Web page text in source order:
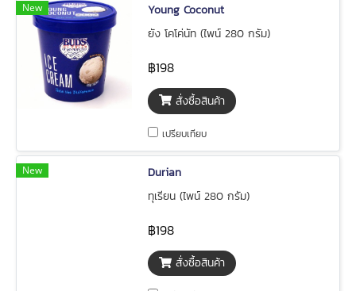
New
Young Coconut
ยัง โคโค่นัท (ไพน์ 280 กรัม)
฿198
สั่งซื้อสินค้า
เปรียบเทียบ
New
Durian
ทุเรียน (ไพน์ 280 กรัม)
฿198
สั่งซื้อสินค้า